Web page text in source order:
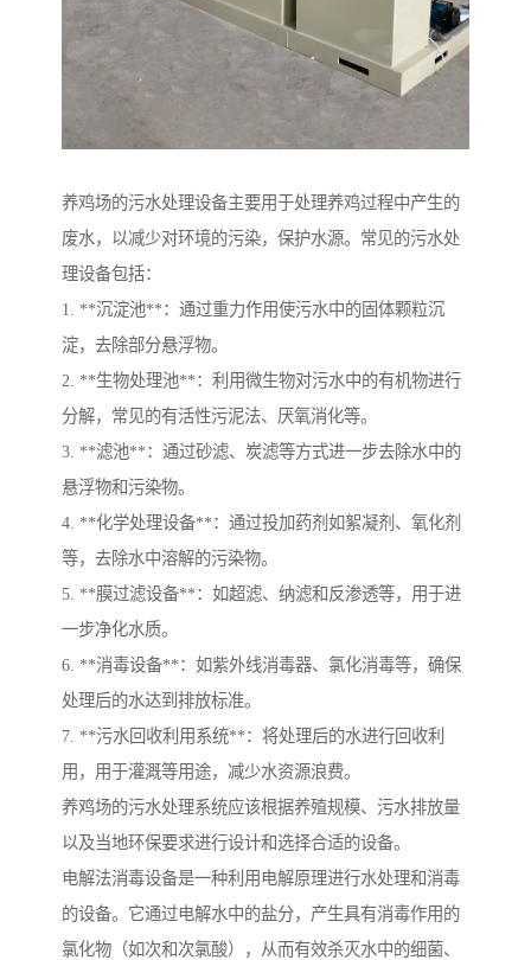
养鸡场的污水处理设备主要用于处理养鸡过程中产生的
废水，以减少对环境的污染，保护水源。常见的污水处
理设备包括：
1. **沉淀池**：通过重力作用使污水中的固体颗粒沉
淀，去除部分悬浮物。
2. **生物处理池**：利用微生物对污水中的有机物进行
分解，常见的有活性污泥法、厌氧消化等。
3. **滤池**：通过砂滤、炭滤等方式进一步去除水中的
悬浮物和污染物。
4. **化学处理设备**：通过投加药剂如絮凝剂、氧化剂
等，去除水中溶解的污染物。
5. **膜过滤设备**：如超滤、纳滤和反渗透等，用于进
一步净化水质。
6. **消毒设备**：如紫外线消毒器、氯化消毒等，确保
处理后的水达到排放标准。
7. **污水回收利用系统**：将处理后的水进行回收利
用，用于灌溉等用途，减少水资源浪费。
养鸡场的污水处理系统应该根据养殖规模、污水排放量
以及当地环保要求进行设计和选择合适的设备。
电解法消毒设备是一种利用电解原理进行水处理和消毒
的设备。它通过电解水中的盐分，产生具有消毒作用的
氯化物（如次和次氯酸），从而有效杀灭水中的细菌、